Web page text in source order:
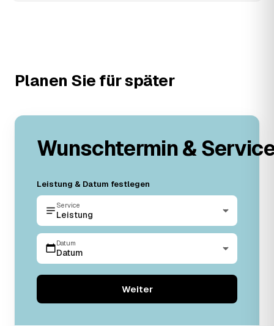
Planen Sie für später
Wunschtermin &
Leistung & Datum festlegen
Service
Leistung
Datum
Datum
Weiter